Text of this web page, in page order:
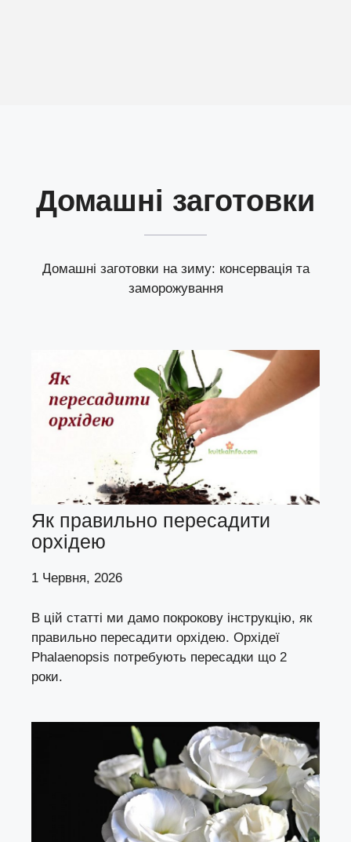
Домашні заготовки
Домашні заготовки на зиму: консервація та
заморожування
Як правильно пересадити
орхідею
1 Червня, 2026
В цій статті ми дамо покрокову інструкцію, як
правильно пересадити орхідею. Орхідеї
Phalaenopsis потребують пересадки що 2
роки.